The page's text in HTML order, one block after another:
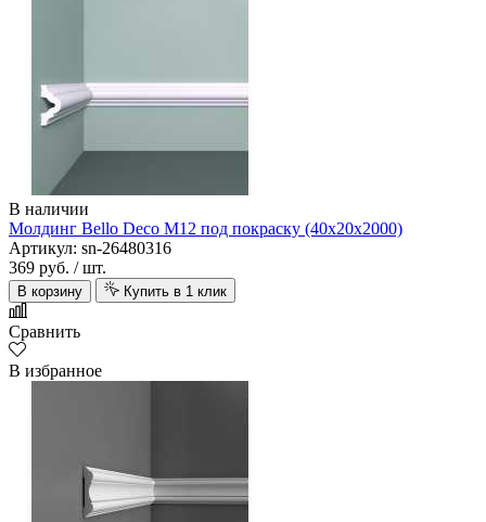
В наличии
Молдинг Bello Deco M12 под покраску (40х20х2000)
Артикул: sn-26480316
369 руб. / шт.
В корзину Купить в 1 клик
Сравнить
В избранное